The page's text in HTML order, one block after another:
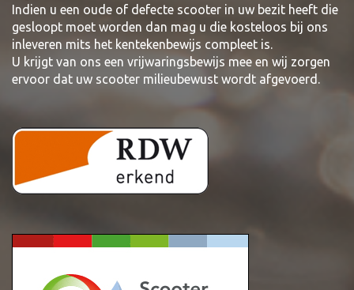
Indien u een oude of defecte scooter in uw bezit heeft die
gesloopt moet worden dan mag u die kosteloos bij ons
inleveren mits het kentekenbewijs compleet is.
U krijgt van ons een vrijwaringsbewijs mee en wij zorgen
ervoor dat uw scooter milieubewust wordt afgevoerd.